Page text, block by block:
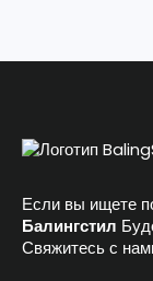
Если вы ищете
Балингстил
Свяжитесь с